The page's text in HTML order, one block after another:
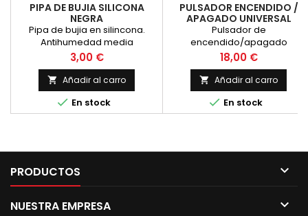
PIPA DE BUJIA SILICONA
NEGRA
Pipa de bujia en silincona.
Antihumedad media
Precio
3,00 €
 Añadir al carro
 En stock
PULSADOR ENCENDIDO /
APAGADO UNIVERSAL
Pulsador de
encendido/apagado
universal, valido para
manillares estandar de 22 mm.
de diametro. Aunque parece
un pulsador de pare
convencional tiene la
caracteristica que al pulsarlo
recomendado para motos de
campo o carretera como
Precio
18,00 €
 Añadir al carro
 En stock
PRODUCTOS 
NUESTRA EMPRESA 